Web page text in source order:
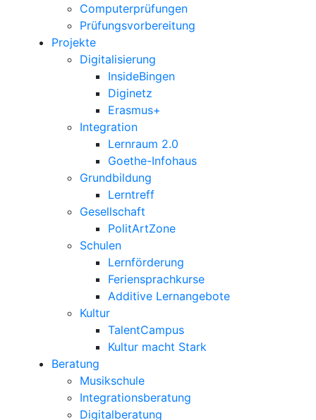
Computerprüfungen
Prüfungsvorbereitung
Projekte
Digitalisierung
InsideBingen
Diginetz
Erasmus+
Integration
Lernraum 2.0
Goethe-Infohaus
Grundbildung
Lerntreff
Gesellschaft
PolitArtZone
Schulen
Lernförderung
Feriensprachkurse
Additive Lernangebote
Kultur
TalentCampus
Kultur macht Stark
Beratung
Musikschule
Integrationsberatung
Digitalberatung